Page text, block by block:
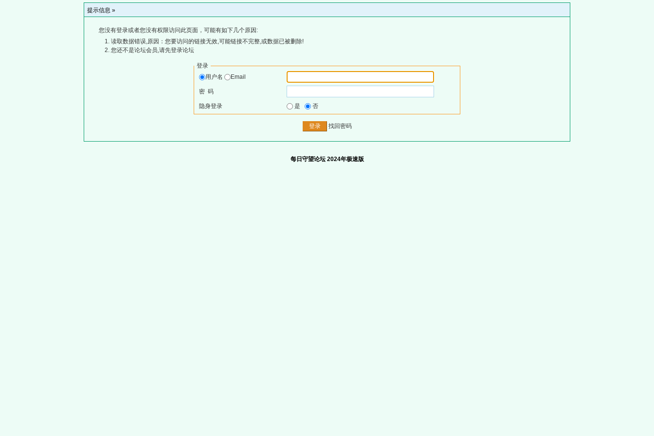
提示信息 »
您没有登录或者您没有权限访问此页面，可能有如下几个原因:
读取数据错误,原因：您要访问的链接无效,可能链接不完整,或数据已被删除!
您还不是论坛会员,请先登录论坛
登录
用户名
Email
密 码
隐身登录 是 否
找回密码
每日守望论坛 2024年极速版